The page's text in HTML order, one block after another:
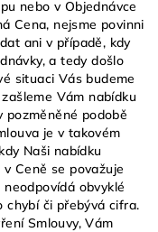
nebo v Objednávce
Cena, nejsme povinni
ani v případě, kdy
a tedy došlo
situaci Vás budeme
Vám nabídku
pozměněné podobě
je v takovém
Naši nabídku
Ceně se považuje
obvyklé
chybí či přebývá cifra.
Smlouvy, Vám